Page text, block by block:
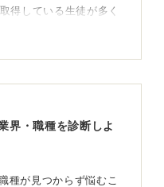
得している生徒が多く
検もTOEICも高校英文
界・職種を診断しよ
種が見つからず悩むこ